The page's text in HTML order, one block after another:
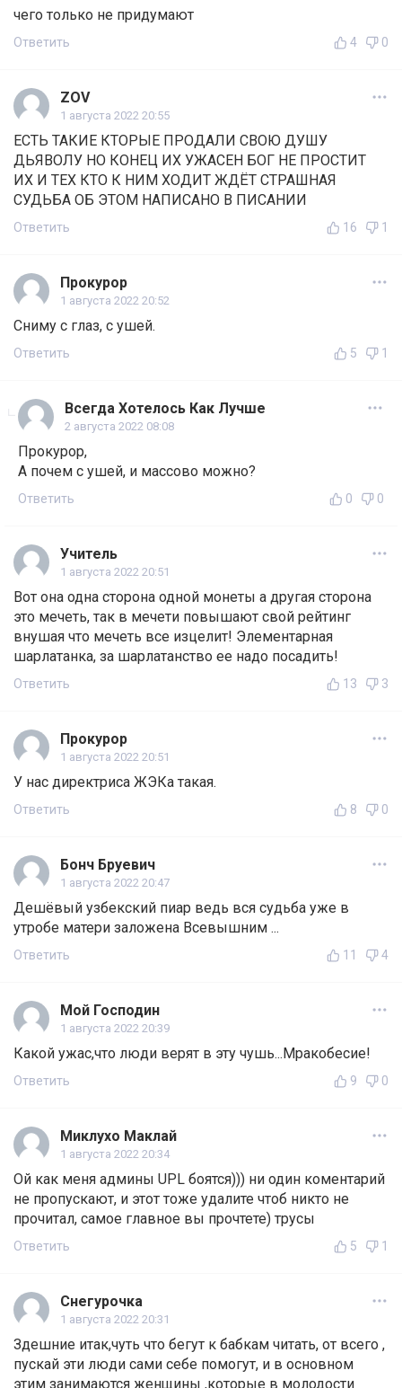
чего только не придумают
Ответить 4 0
ZOV
1 августа 2022 20:55
ЕСТЬ ТАКИЕ КТОРЫЕ ПРОДАЛИ СВОЮ ДУШУ
ДЬЯВОЛУ НО КОНЕЦ ИХ УЖАСЕН БОГ НЕ ПРОСТИТ
ИХ И ТЕХ КТО К НИМ ХОДИТ ЖДЁТ СТРАШНАЯ
СУДЬБА ОБ ЭТОМ НАПИСАНО В ПИСАНИИ
Ответить 16 1
Прокурор
1 августа 2022 20:52
Сниму с глаз, с ушей.
Ответить 5 1
Всегда Хотелось Как Лучше
2 августа 2022 08:08
Прокурор,
А почем с ушей, и массово можно?
Ответить 0 0
Учитель
1 августа 2022 20:51
Вот она одна сторона одной монеты а другая сторона
это мечеть, так в мечети повышают свой рейтинг
внушая что мечеть все изцелит! Элементарная
шарлатанка, за шарлатанство ее надо посадить!
Ответить 13 3
Прокурор
1 августа 2022 20:51
У нас директриса ЖЭКа такая.
Ответить 8 0
Бонч Бруевич
1 августа 2022 20:47
Дешёвый узбекский пиар ведь вся судьба уже в
утробе матери заложена Всевышним ...
Ответить 11 4
Мой Господин
1 августа 2022 20:39
Какой ужас,что люди верят в эту чушь...Мракобесие!
Ответить 9 0
Миклухо Маклай
1 августа 2022 20:34
Ой как меня админы UPL боятся))) ни один коментарий
не пропускают, и этот тоже удалите чтоб никто не
прочитал, самое главное вы прочтете) трусы
Ответить 5 1
Снегурочка
1 августа 2022 20:31
Здешние итак,чуть что бегут к бабкам читать, от всего ,
пускай эти люди сами себе помогут, и в основном
этим занимаются женщины ,которые в молодости